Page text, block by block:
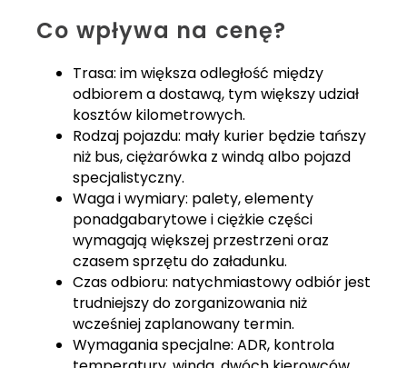
Co wpływa na cenę?
Trasa: im większa odległość między
odbiorem a dostawą, tym większy udział
kosztów kilometrowych.
Rodzaj pojazdu: mały kurier będzie tańszy
niż bus, ciężarówka z windą albo pojazd
specjalistyczny.
Waga i wymiary: palety, elementy
ponadgabarytowe i ciężkie części
wymagają większej przestrzeni oraz
czasem sprzętu do załadunku.
Czas odbioru: natychmiastowy odbiór jest
trudniejszy do zorganizowania niż
wcześniej zaplanowany termin.
Wymagania specjalne: ADR, kontrola